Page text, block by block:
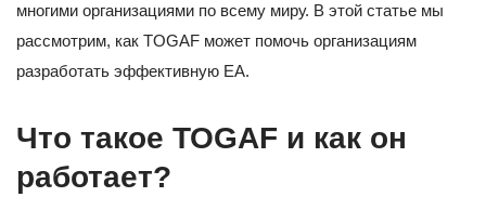
многими организациями по всему миру. В этой статье мы
рассмотрим, как TOGAF может помочь организациям
разработать эффективную EA.
Что такое TOGAF и как он
работает?